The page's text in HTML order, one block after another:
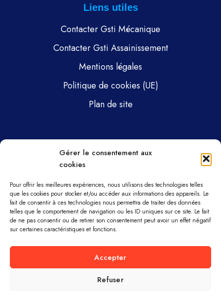
Gérer le consentement aux
cookies
Pour offrir les meilleures expériences, nous utilisons des technologies telles
que les cookies pour stocker et/ou accéder aux informations des appareils. Le
fait de consentir à ces technologies nous permettra de traiter des données
telles que le comportement de navigation ou les ID uniques sur ce site. Le fait
de ne pas consentir ou de retirer son consentement peut avoir un effet négatif
sur certaines caractéristiques et fonctions.
Accepter
Refuser
Liens utiles
Contacter Gsti Mécanique
Contacter Gsti Assainissement
Mentions légales
Politique de cookies (UE)
Plan de site
Gsti Mécanique
Gsti Assainissement
Pièces détachées
Parc machines
GSTI MÉCANIQUE ET ASSAINISSEMENT ©